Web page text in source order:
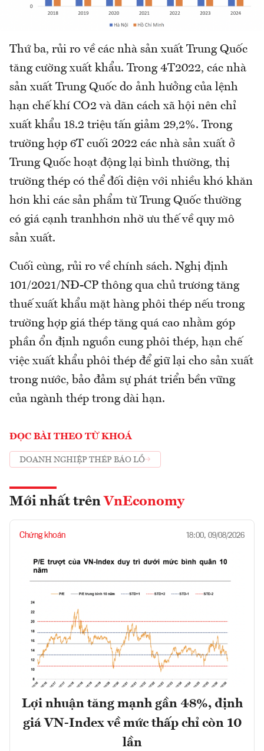
Thứ ba, rủi ro về các nhà sản xuất Trung Quốc
tăng cường xuất khẩu. Trong 4T2022, các nhà
sản xuất Trung Quốc do ảnh hưởng của lệnh
hạn chế khí CO2 và dãn cách xã hội nên chỉ
xuất khẩu 18.2 triệu tấn giảm 29,2%. Trong
trường hợp 6T cuối 2022 các nhà sản xuất ở
Trung Quốc hoạt động lại bình thường, thị
trường thép có thể đối diện với nhiều khó khăn
hơn khi các sản phẩm từ Trung Quốc thường
có giá cạnh tranhhơn nhờ ưu thế về quy mô
sản xuất.
Cuối cùng, rủi ro về chính sách. Nghị định
101/2021/NĐ-CP thông qua chủ trương tăng
thuế xuất khẩu mặt hàng phôi thép nếu trong
trường hợp giá thép tăng quá cao nhằm góp
phần ổn định nguồn cung phôi thép, hạn chế
việc xuất khẩu phôi thép để giữ lại cho sản xuất
trong nước, bảo đảm sự phát triển bền vững
của ngành thép trong dài hạn.
ĐỌC BÀI THEO TỪ KHOÁ
DOANH NGHIỆP THÉP BÁO LỖ
Mới nhất trên VnEconomy
Chứng khoán 18:00, 09/08/2026
Lợi nhuận tăng mạnh gần 48%, định
giá VN-Index về mức thấp chỉ còn 10
lần